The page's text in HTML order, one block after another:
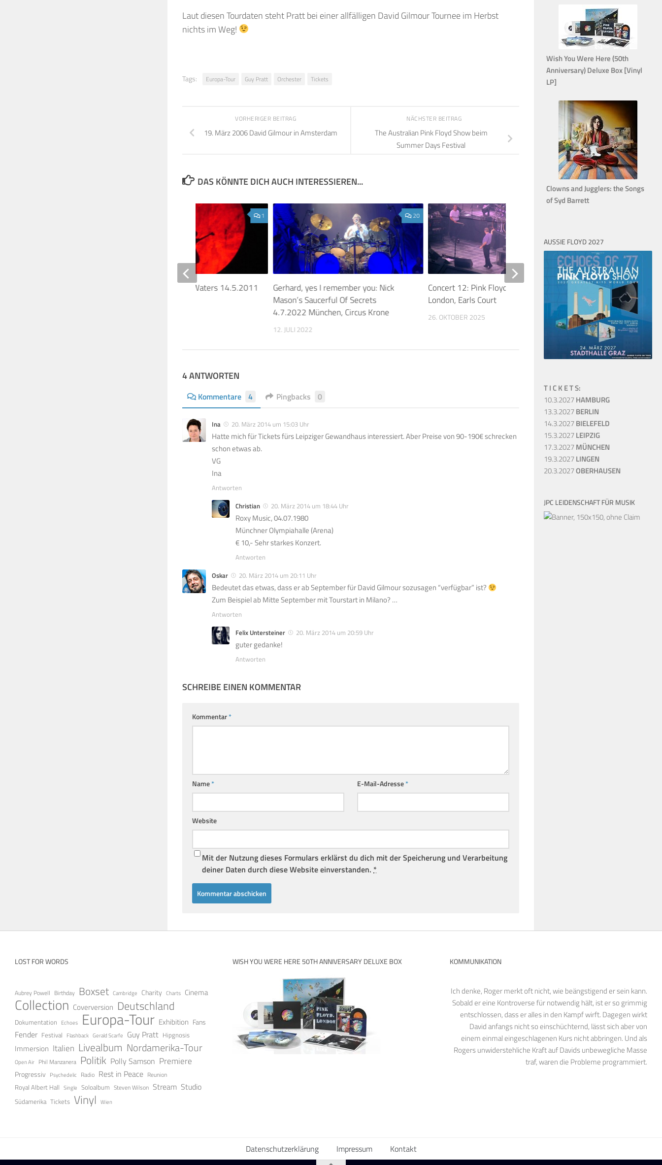
Laut diesen Tourdaten steht Pratt bei einer allfälligen David Gilmour Tournee im Herbst
nichts im Weg!
Tags: Europa-Tour Guy Pratt Orchester Tickets
NÄCHSTER BEITRAG
The Australian Pink Floyd Show beim
Summer Days Festival
VORHERIGER BEITRAG
19. März 2006 David Gilmour in Amsterdam
DAS KÖNNTE DICH AUCH INTERESSIEREN...
20
Gerhard, yes I remember you: Nick
Mason’s Saucerful Of Secrets
4.7.2022 München, Circus Krone
12. JULI 2022
Concert 12: Pink Floyd 26.10.1994
London, Earls Court
26. OKTOBER 2025
JETZT: Tickets für
Saucerful of Secrets
25. MAI 2018
1
The Wall Live: Roger Waters 14.5.2011
4 ANTWORTEN
Kommentare 4 Pingbacks 0
Ina 20. März 2014 um 15:03 Uhr
Hatte mich für Tickets fürs Leipziger Gewandhaus interessiert. Aber Preise von 90-190€ schrecken
schon etwas ab.
VG
Ina
Antworten
Christian
20. März 2014 um 18:44 Uhr
Roxy Music, 04.07.1980
Münchner Olympiahalle (Arena)
€ 10,- Sehr starkes Konzert.
Antworten
Oskar
20. März 2014 um 20:11 Uhr
Bedeutet das etwas, dass er ab September für David Gilmour sozusagen “verfügbar” ist?
Zum Beispiel ab Mitte September mit Tourstart in Milano? …
Antworten
Felix Untersteiner
20. März 2014 um 20:59 Uhr
guter gedanke!
Antworten
SCHREIBE EINEN KOMMENTAR
Kommentar*
Name* E-Mail-Adresse*
Website
Mit der Nutzung dieses Formulars erklärst du dich mit der Speicherung und Verarbeitung
deiner Daten durch diese Website einverstanden. *
Wish You Were Here (50th
Anniversary) Deluxe Box [Vinyl
LP]
Clowns and Jugglers: the Songs
of Syd Barrett
AUSSIE FLOYD 2027
T I C K E T S:
10.3.2027HAMBURG
13.3.2027BERLIN
14.3.2027BIELEFELD
15.3.2027LEIPZIG
17.3.2027MÜNCHEN
19.3.2027LINGEN
20.3.2027OBERHAUSEN
JPC LEIDENSCHAFT FÜR MUSIK
LOST FOR WORDS
Aubrey Powell Birthday Boxset Cambridge Charity Charts Cinema
Collection Coverversion Deutschland
Dokumentation Echoes Europa-Tour Exhibition Fans
Fender Festival Flashback Gerald Scarfe Guy Pratt Hipgnosis
Immersion Italien Livealbum Nordamerika-Tour
Open Air Phil Manzanera Politik Polly Samson Premiere
Progressiv Psychedelic Radio Rest in Peace Reunion
Royal Albert Hall Single Soloalbum Steven Wilson Stream Studio
Südamerika Tickets Vinyl Wien
WISH YOU WERE HERE 50TH ANNIVERSARY DELUXE BOX KOMMUNIKATION
Ich denke, Roger merkt oft nicht, wie beängstigend er sein kann.
Sobald er eine Kontroverse für notwendig hält, ist er so grimmig
entschlossen, dass er alles in den Kampf wirft. Dagegen wirkt
David anfangs nicht so einschüchternd, lässt sich aber von
einem einmal eingeschlagenen Kurs nicht abbringen. Und als
Rogers unwiderstehliche Kraft auf Davids unbewegliche Masse
traf, waren die Probleme programmiert.
Datenschutzerklärung Impressum Kontakt